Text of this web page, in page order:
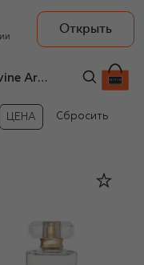
Открыть
Спреи для дома Divine Aroma
ЦЕНА Сбросить